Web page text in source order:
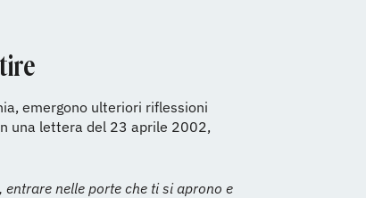
emergono ulteriori riflessioni
una lettera del 23 aprile 2002,
nelle porte che ti si aprono e